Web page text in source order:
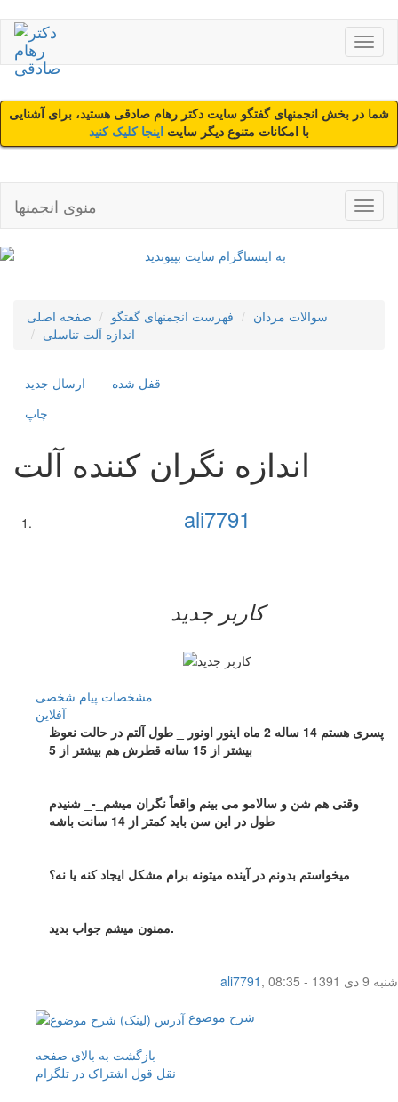
شما در بخش انجمنهای گفتگو سایت دکتر رهام صادقی هستید، برای آشنایی
با امکانات متنوع دیگر سایت اینجا کلیک کنید
منوی انجمنها
صفحه اصلی فهرست انجمنهای گفتگو
سوالات مردان
اندازه آلت تناسلی
ارسال جديد
قفل شده
چاپ
اندازه نگران کننده آلت
ali7791
کاربر جدید
مشخصات پیام شخصی
آفلاين
پسری هستم 14 ساله 2 ماه اینور اونور _ طول آلتم در حالت نعوظ
بیشتر از 15 سانه قطرش هم بیشتر از 5
وقتی هم شن و سالامو می بینم واقعاً نگران میشم_-_ شنیدم
طول در این سن باید کمتر از 14 سانت باشه
میخواستم بدونم در آینده میتونه برام مشکل ایجاد کنه یا نه؟
ممنون میشم جواب بدید.
ali7791 ,
شنبه 9 دی 1391 - 08:35
شرح موضوع
بازگشت به بالای صفحه
نقل قول اشتراک در تلگرام